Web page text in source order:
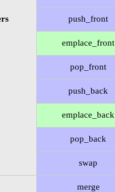
push_front
emplace_front
pop_front
push_back
emplace_back
pop_back
swap
merge